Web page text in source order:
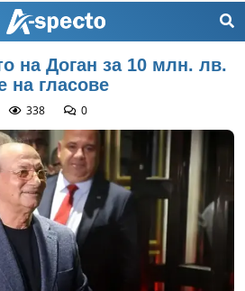
на Доган за 10 млн. лв.
на гласове
338 0